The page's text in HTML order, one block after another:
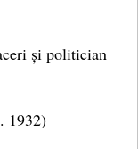
și politician
1932)